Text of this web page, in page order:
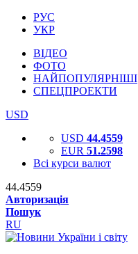
РУС
УКР
ВІДЕО
ФОТО
НАЙПОПУЛЯРНІШІ
СПЕЦПРОЕКТИ
USD
USD 44.4559
EUR 51.2598
Всі курси валют
44.4559
Авторизація
Пошук
RU